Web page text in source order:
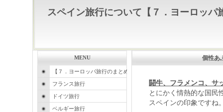
スペイン旅行について【７．ヨーロッパ
MENU
【７．ヨーロッパ旅行のまとめ】
フランス旅行
ドイツ旅行
ベルギー旅行
個性あ
闘牛、フラメンコ、サ
とにかく情熱的な国民
スペインの印象ですね